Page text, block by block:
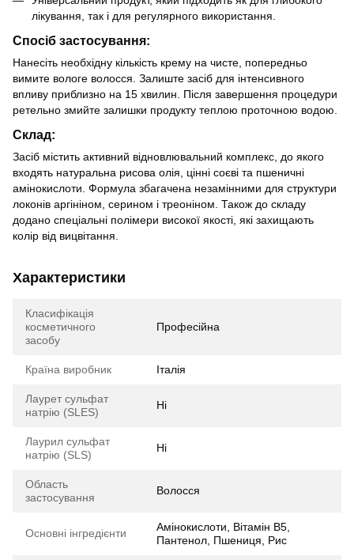
лікування, так і для регулярного використання.
Спосіб застосування:
Нанесіть необхідну кількість крему на чисте, попередньо
вимите вологе волосся. Залиште засіб для інтенсивного
впливу приблизно на 15 хвилин. Після завершення процедури
ретельно змийте залишки продукту теплою проточною водою.
Склад:
Засіб містить активний відновлювальний комплекс, до якого
входять натуральна рисова олія, цінні соєві та пшеничні
амінокислоти. Формула збагачена незамінними для структури
локонів аргініном, серином і треоніном. Також до складу
додано спеціальні полімери високої якості, які захищають
колір від вицвітання.
Характеристики
Класифікація
косметичного
засобу
Професійна
Країна виробник Італія
Лаурет сульфат
натрію (SLES)
Ні
Лаурил сульфат
натрію (SLS)
Ні
Область
застосування
Волосся
Основні інгредієнти
Амінокислоти, Вітамін В5,
Пантенол, Пшениця, Рис